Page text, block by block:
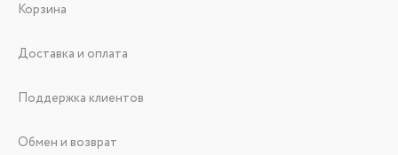
Корзина
Доставка и оплата
Поддержка клиентов
Обмен и возврат